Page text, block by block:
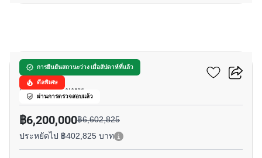
การยืนยันสถานะว่าง เมื่อสัปดาห์ที่แล้ว
ดีลพิเศษ
ผ่านการตรวจสอบแล้ว
เดอะ รูม สาทร
สุรศักดิ์, กรุงเทพ
฿6,200,000฿6,602,825
ประหยัดไป ฿402,825 บาท